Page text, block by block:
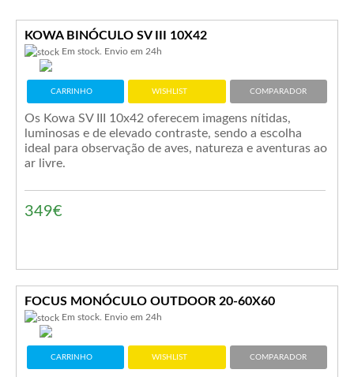
KOWA BINÓCULO SV III 10X42
Em stock. Envio em 24h
CARRINHO WISHLIST COMPARADOR
Os Kowa SV III 10x42 oferecem imagens nítidas,
luminosas e de elevado contraste, sendo a escolha
ideal para observação de aves, natureza e aventuras ao
ar livre.
349€
FOCUS MONÓCULO OUTDOOR 20-60X60
Em stock. Envio em 24h
CARRINHO WISHLIST COMPARADOR